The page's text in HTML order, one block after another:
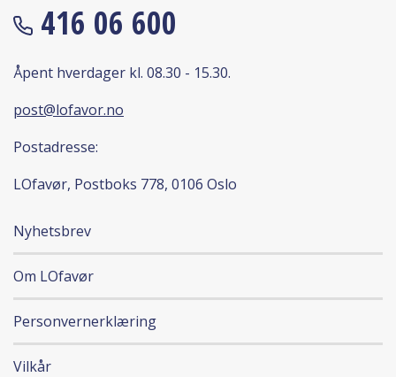
416 06 600
Åpent hverdager kl. 08.30 - 15.30.
post@lofavor.no
Postadresse:
LOfavør, Postboks 778, 0106 Oslo
Nyhetsbrev
Om LOfavør
Personvernerklæring
Vilkår